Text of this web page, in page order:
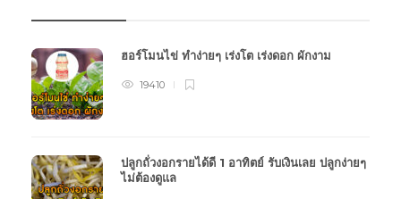
ฮอร์โมนไข่ ทำง่ายๆ เร่งโต เร่งดอก ผักงาม
19410
ปลูกถั่วงอกรายได้ดี 1 อาทิตย์ รับเงินเลย ปลูกง่ายๆ
ไม่ต้องดูแล